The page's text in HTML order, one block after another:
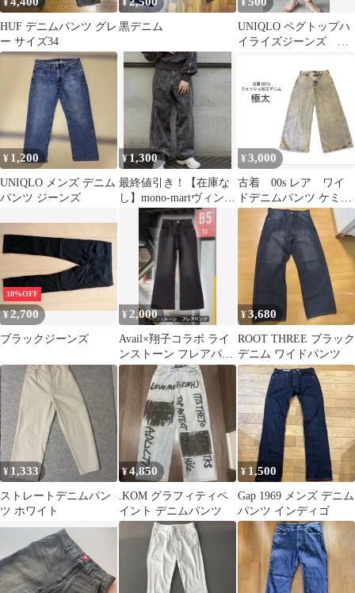
¥
HUF デニムパンツ グレ
ー サイズ34
¥
黒デニム
¥
UNIQLO ペグトップハ
イライズジーンズ ア
¥ 1,200
UNIQLO メンズ デニム
パンツ ジーンズ
¥1,300
最終値引き！【在庫な
し】mono-martヴィンテ
ージウォッシュデニム
パンツ
¥ 3,000
古着 00s レア ワイ
ドデニムパンツ ケミカ
ルウォッシュ
10%OFF
¥2,700
ブラックジーンズ
¥2,000
Avail×翔子コラボ ライ
ンストーン フレアパン
ツ ブラック サイズ61
¥3,680
ROOT THREE ブラック
デニム ワイドパンツ
¥ 1,333
ストレートデニムパン
ツ ホワイト
¥4,850
.KOM グラフィティペ
イント デニムパンツ
¥ 1,500
Gap 1969 メンズ デニム
パンツ インディゴ